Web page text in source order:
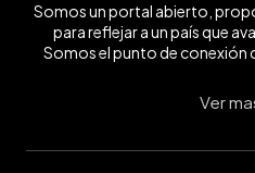
Somos un portal abierto,
para reflejar a un país que
Somos el punto de conexión
Ver